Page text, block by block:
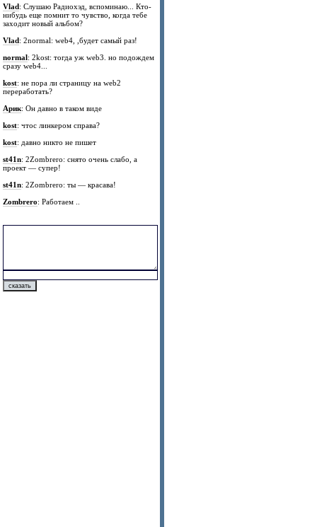
Vlad: Слушаю Радиохэд, вспоминаю... Кто-
нибудь еще помнит то чувство, когда тебе
заходит новый альбом?
Vlad: 2normal: web4, ,будет самый раз!
normal: 2kost: тогда уж web3. но подождем
сразу web4...
kost: не пора ли страницу на web2
переработать?
Арик: Он давно в таком виде
kost: чтос линкером справа?
kost: давно никто не пишет
st41n: 2Zombrero: снято очень слабо, а
проект — супер!
st41n: 2Zombrero: ты — красава!
Zombrero: Работаем ..